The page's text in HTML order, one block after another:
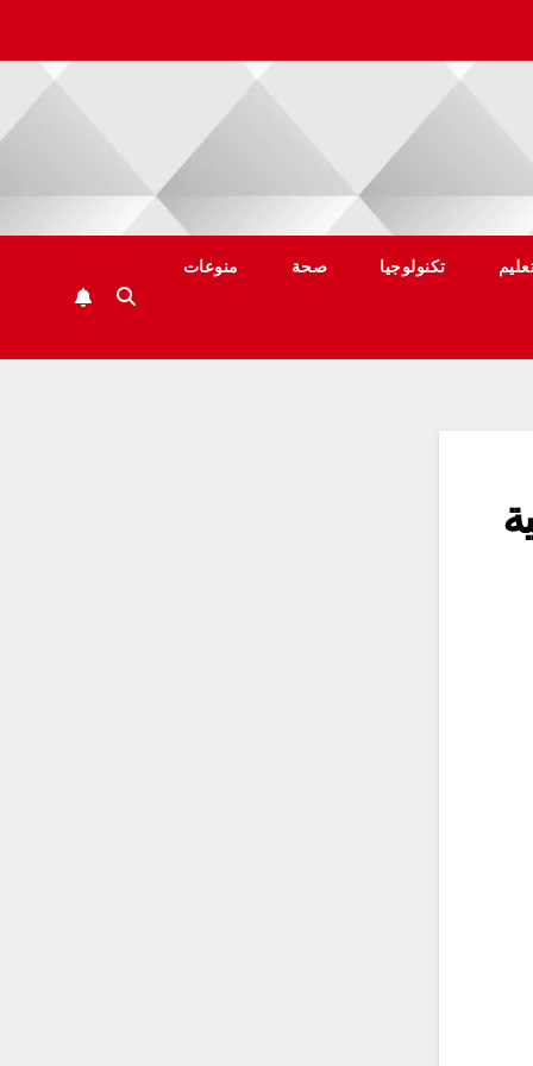
تكنولوجيا صحة منوعات